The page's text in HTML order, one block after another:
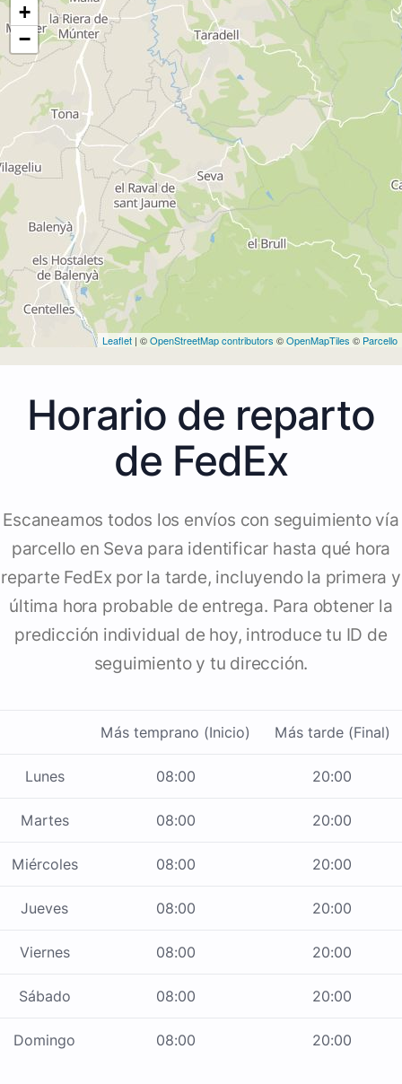
+
−
Leaflet | ©OpenStreetMap contributors ©OpenMapTiles © Parcello
Horario de reparto
de FedEx
Escaneamos todos los envíos con seguimiento vía
parcello en Seva para identificar hasta qué hora
reparte FedEx por la tarde, incluyendo la primera y
última hora probable de entrega. Para obtener la
predicción individual de hoy, introduce tu ID de
seguimiento y tu dirección.
Más temprano (Inicio) Más tarde (Final)
Lunes 08:00 20:00
Martes 08:00 20:00
Miércoles 08:00 20:00
Jueves 08:00 20:00
Viernes 08:00 20:00
Sábado 08:00 20:00
Domingo 08:00 20:00